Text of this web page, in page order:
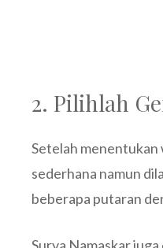
2. Pilihlah
Setelah menentukan
sederhana namun
beberapa putaran